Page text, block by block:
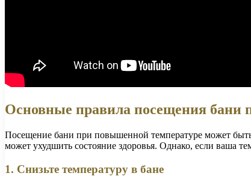
Основные правила посещения бани
Посещение бани при повышенной температуре может
может ухудшить состояние здоровья. Однако, если ваша
1. Снизьте температуру в бане